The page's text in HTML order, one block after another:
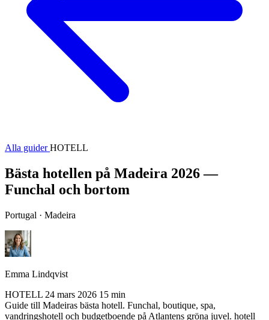
Alla guiderHOTELL
Bästa hotellen på Madeira 2026 —
Funchal och bortom
Portugal · Madeira
Emma Lindqvist
HOTELL 24 mars 2026 15 min
Guide till Madeiras bästa hotell. Funchal, boutique, spa,
vandringshotell och budgetboende på Atlantens gröna juvel. hotell